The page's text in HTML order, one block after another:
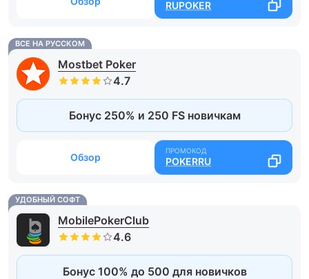
RUPOKER
ВСЕ НА РУССКОМ
Mostbet Poker
Бонус 250% и 250 FS новичкам
Обзор POKERRU
УДОБНЫЙ СОФТ
MobilePokerClub
Бонус 100% до 500 для новичков